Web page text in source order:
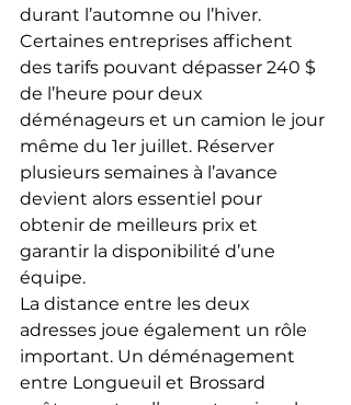
durant l’automne ou l’hiver.
Certaines entreprises affichent
des tarifs pouvant dépasser 240 $
de l’heure pour deux
déménageurs et un camion le jour
même du 1er juillet. Réserver
plusieurs semaines à l’avance
devient alors essentiel pour
obtenir de meilleurs prix et
garantir la disponibilité d’une
équipe.
La distance entre les deux
adresses joue également un rôle
important. Un déménagement
entre Longueuil et Brossard